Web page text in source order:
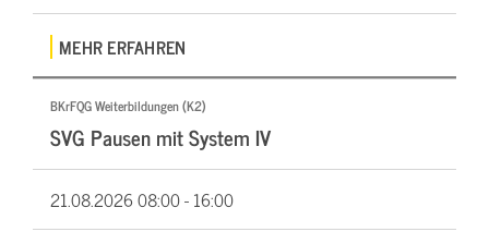
MEHR ERFAHREN
BKrFQG Weiterbildungen (K2)
SVG Pausen mit System IV
21.08.202608:00 - 16:00